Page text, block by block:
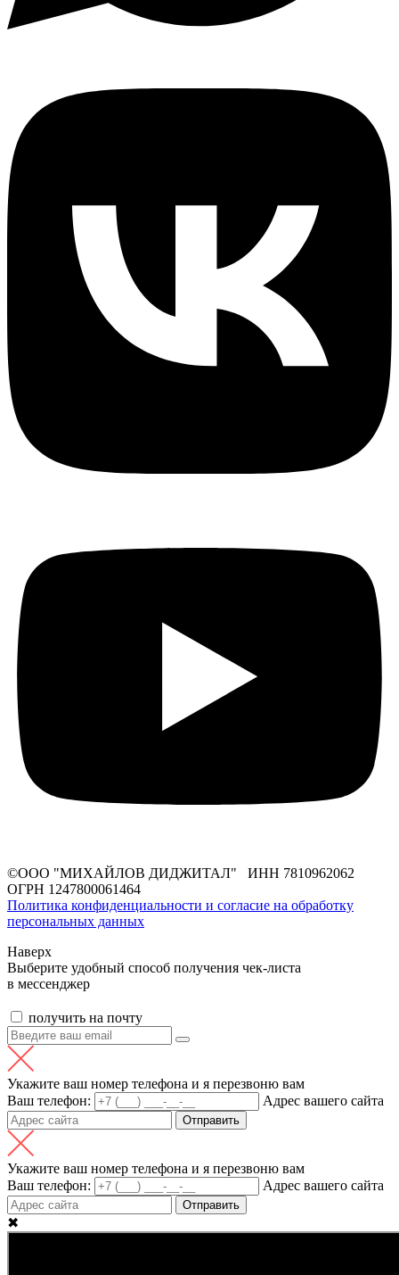
©ООО "МИХАЙЛОВ ДИДЖИТАЛ" ИНН 7810962062
ОГРН 1247800061464
Политика конфиденциальности и согласие на обработку
персональных данных
Наверх
Выберите удобный способ получения чек-листа
в мессенджер
получить на почту
Укажите ваш номер телефона и я перезвоню вам
Ваш телефон:
Адрес вашего сайта
Отправить
Укажите ваш номер телефона и я перезвоню вам
Ваш телефон:
Адрес вашего сайта
Отправить
✖